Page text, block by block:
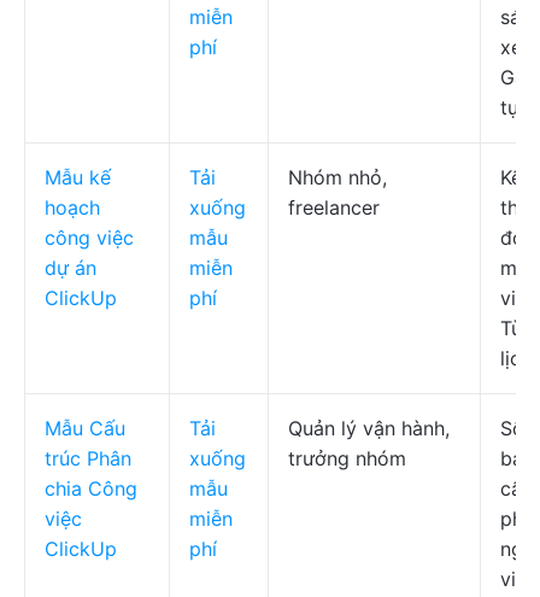
miễn
phí
xem
tự
Mẫu kế
hoạch
công việc
dự án
ClickUp
Tải
xuống
mẫu
miễn
phí
Nhóm nhỏ,
freelancer
Kế
Tùy
lịch
Mẫu Cấu
trúc Phân
chia Công
việc
ClickUp
Tải
xuống
mẫu
miễn
phí
Quản lý vận hành,
trưởng nhóm
Số
cấu
việc